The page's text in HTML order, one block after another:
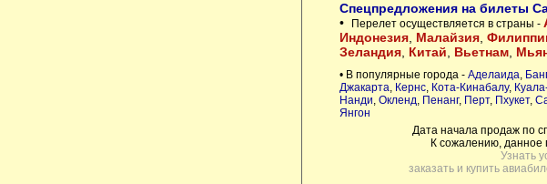
Спецпредложения на билеты
•
Перелет осуществляется в страны -
Индонезия, Малайзия,
Зеландия, Китай Вьетнам,
• В популярные города - Аделаида,
Джакарта, Кернс, Кота-Кинабалу,
Нанди, Окленд, Пенанг, Перт, Пхукет,
Янгон
Дата начала продаж по
К сожалению, данное
Узнать
заказать и купить